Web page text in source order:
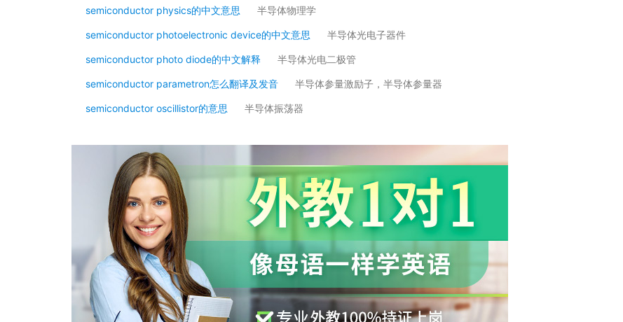
semiconductor physics的中文意思 半导体物理学
semiconductor photoelectronic device的中文意思 半导体光电子器件
semiconductor photo diode的中文解释 半导体光电二极管
semiconductor parametron怎么翻译及发音 半导体参量激励子，半导体参量器
semiconductor oscillistor的意思 半导体振荡器